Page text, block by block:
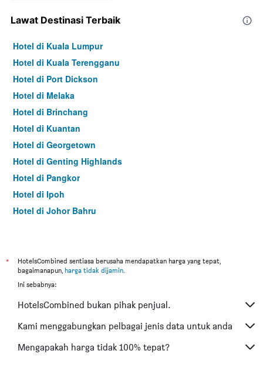
Lawat Destinasi Terbaik
Hotel di Kuala Lumpur
Hotel di Kuala Terengganu
Hotel di Port Dickson
Hotel di Melaka
Hotel di Brinchang
Hotel di Kuantan
Hotel di Georgetown
Hotel di Genting Highlands
Hotel di Pangkor
Hotel di Ipoh
Hotel di Johor Bahru
Hotel di Kuching
Hotel di Tokyo
Hotel di Bangkok
Hotel di Putrajaya
Hotel di Shah Alam
*
HotelsCombined sentiasa berusaha mendapatkan harga yang tepat,
bagaimanapun, harga tidak dijamin.
Ini sebabnya:
HotelsCombined bukan pihak penjual.
Kami menggabungkan pelbagai jenis data untuk anda
Mengapakah harga tidak 100% tepat?